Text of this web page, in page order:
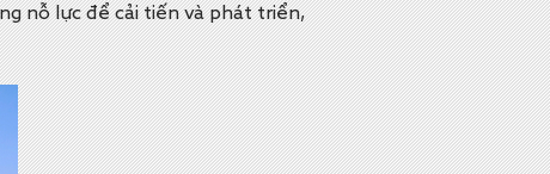
nỗ lực để cải tiến và phát triển,